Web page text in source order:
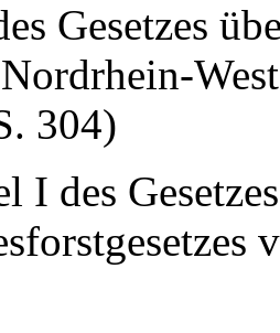
Gesetzes
304)
I des